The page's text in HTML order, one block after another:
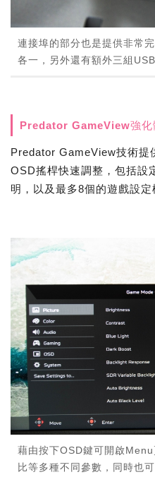
連接埠的部分也是提供非常
各一，另外還有額外三組
Predator GameView強化
Predator GameView技術提
OSD搖桿快速調整，包括設
明，以及最多8個的遊戲設定
藉由按下OSD鍵可開啟
比等多種不同參數，同時也